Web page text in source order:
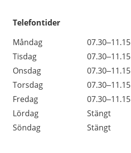
Telefontider
Måndag
07.30–11.15
Tisdag
07.30–11.15
Onsdag
07.30–11.15
Torsdag
07.30–11.15
Fredag
07.30–11.15
Lördag
Stängt
Söndag
Stängt